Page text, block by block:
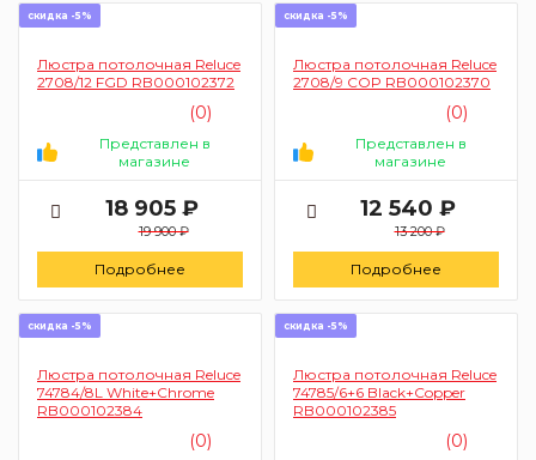
скидка -5%
Люстра потолочная Reluce
2708/12 FGD RB000102372
(0)
Представлен в
магазине
18 905 ₽
19 900 ₽
Подробнее
скидка -5%
Люстра потолочная Reluce
2708/9 COP RB000102370
(0)
Представлен в
магазине
12 540 ₽
13 200 ₽
Подробнее
скидка -5%
Люстра потолочная Reluce
74784/8L White+Chrome
RB000102384
(0)
скидка -5%
Люстра потолочная Reluce
74785/6+6 Black+Copper
RB000102385
(0)